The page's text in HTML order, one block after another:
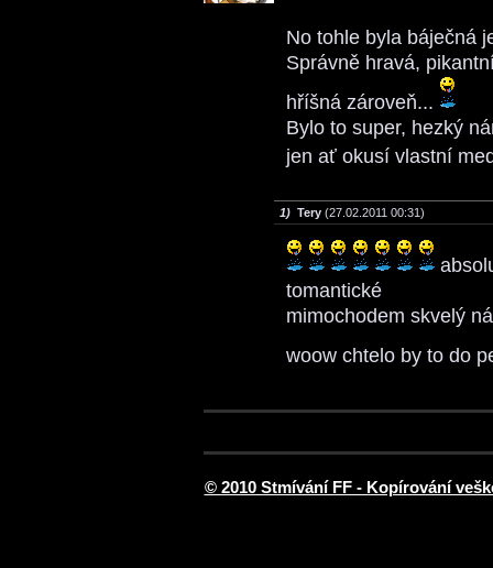
No tohle byla báječná
Správně hravá,
hříšná zároveň...
Bylo to super, hezký
jen ať okusí vlastní
1) Tery (27.02.2011 00:31)
tomantické
mimochodem skvelý
woow chtelo by to do
© 2010 Stmívání FF - Kopírování